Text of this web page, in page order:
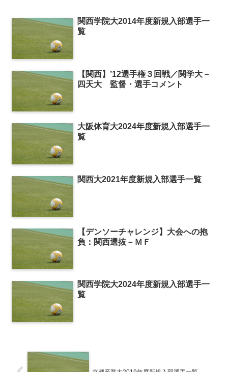
関西学院大2014年度新規入部選手一
覧
【関西】’12選手権３回戦／関学大－
四天大 監督・選手コメント
大阪体育大2024年度新規入部選手一
覧
関西大2021年度新規入部選手一覧
【デンソーチャレンジ】大会への抱
負：関西選抜－ＭＦ
関西学院大2024年度新規入部選手一
覧